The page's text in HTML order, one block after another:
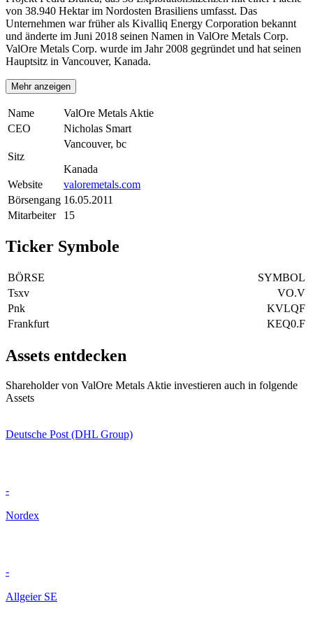
von 38.940 Hektar im Nordosten Brasiliens umfasst. Das
Unternehmen war früher als Kivalliq Energy Corporation bekannt
und änderte im Juni 2018 seinen Namen in ValOre Metals Corp.
ValOre Metals Corp. wurde im Jahr 2008 gegründet und hat seinen
Hauptsitz in Vancouver, Kanada.
Mehr anzeigen
Name
ValOre Metals Aktie
CEO
Nicholas Smart
Sitz
Vancouver, bc
Kanada
Website
valoremetals.com
Börsengang 16.05.2011
Mitarbeiter
15
Ticker Symbole
BÖRSE
SYMBOL
Tsxv
VO.V
Pnk
KVLQF
Frankfurt
KEQ0.F
Assets entdecken
Shareholder von ValOre Metals Aktie investieren auch in folgende
Assets
Deutsche Post (DHL Group)
-
Nordex
-
Allgeier SE